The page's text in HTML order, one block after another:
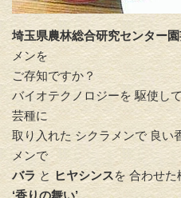
埼玉県農林総合研究センター
メンを
ご存知ですか？
バイオテクノロジーを 駆使し
芸種に
取り入れた シクラメンで 良い
メンで
バラ と ヒヤシンスを 合わせ
‘香りの舞い’